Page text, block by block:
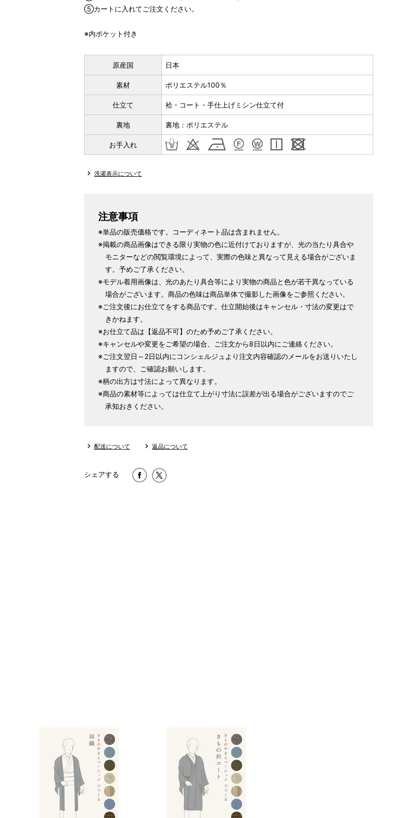
マイサイズでお誂え
店舗で採寸
店舗一覧はこちら
⑤カートに入れてご注文ください。
※内ポケット付き
原産国 日本
素材 ポリエステル100％
仕立て 袷・コート・手仕上げミシン仕立て付
裏地 裏地：ポリエステル
お手入れ
洗濯表示について
注意事項
※単品の販売価格です。コーディネート品は含まれません。
※掲載の商品画像はできる限り実物の色に近付けておりますが、光の当たり具合や
モニターなどの閲覧環境によって、実際の色味と異なって見える場合がございま
す。予めご了承ください。
※モデル着用画像は、光のあたり具合等により実物の商品と色が若干異なっている
場合がございます。商品の色味は商品単体で撮影した画像をご参照ください。
※ご注文後にお仕立てをする商品です。仕立開始後はキャンセル・寸法の変更はで
きかねます。
※お仕立て品は【返品不可】のため予めご了承ください。
※キャンセルや変更をご希望の場合、ご注文から8日以内にご連絡ください。
※ご注文翌日～2日以内にコンシェルジュより注文内容確認のメールをお送りいたし
ますので、ご確認お願いします。
※柄の出方は寸法によって異なります。
※商品の素材等によっては仕立て上がり寸法に誤差が出る場合がございますのでご
承知おきください。
配送について 返品について
シェアする